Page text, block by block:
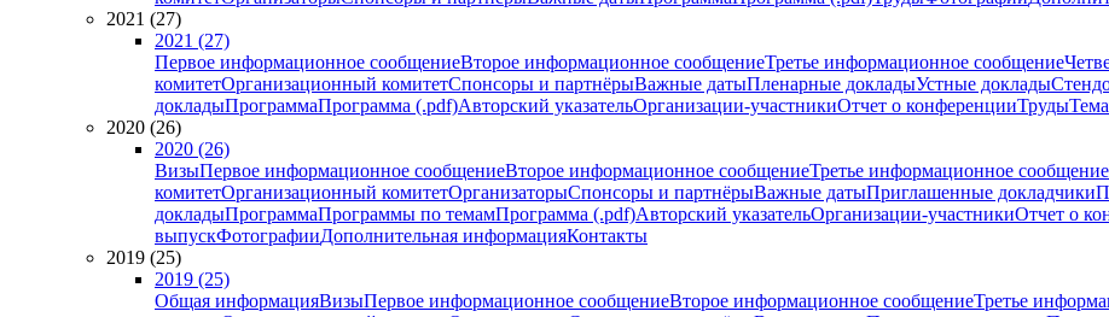
2021 (27)
2021 (27)
Первое информационное сообщениеВторое информационное сообщениеТретье информационное сообщение
комитетОрганизационный комитетСпонсоры и партнёрыВажные датыПленарные докладыУстные доклады
докладыПрограммаПрограмма (.pdf)Авторский указательОрганизации-участникиОтчет о конференцииТруды
2020 (26)
2020 (26)
ВизыПервое информационное сообщениеВторое информационное сообщениеТретье информационное сообщение
комитетОрганизационный комитетОрганизаторыСпонсоры и партнёрыВажные датыПриглашенные докладчики
докладыПрограммаПрограммы по темамПрограмма (.pdf)Авторский указательОрганизации-участникиОтчет о
выпускФотографииДополнительная информацияКонтакты
2019 (25)
2019 (25)
Общая информацияВизыПервое информационное сообщениеВторое информационное сообщениеТретье